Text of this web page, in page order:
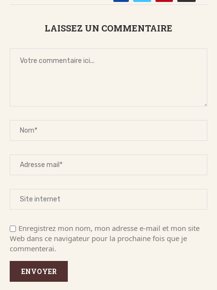
LAISSEZ UN COMMENTAIRE
Enregistrez mon nom, mon adresse e-mail et mon site
Web dans ce navigateur pour la prochaine fois que je
commenterai.